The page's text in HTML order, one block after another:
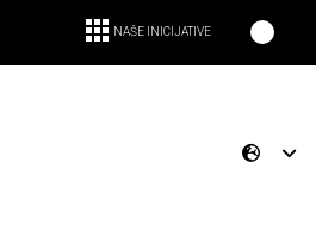
NAŠE INICIJATIVE